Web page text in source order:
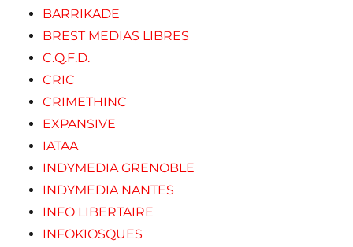
BARRIKADE
BREST MEDIAS LIBRES
C.Q.F.D.
CRIC
CRIMETHINC
EXPANSIVE
IATAA
INDYMEDIA GRENOBLE
INDYMEDIA NANTES
INFO LIBERTAIRE
INFOKIOSQUES